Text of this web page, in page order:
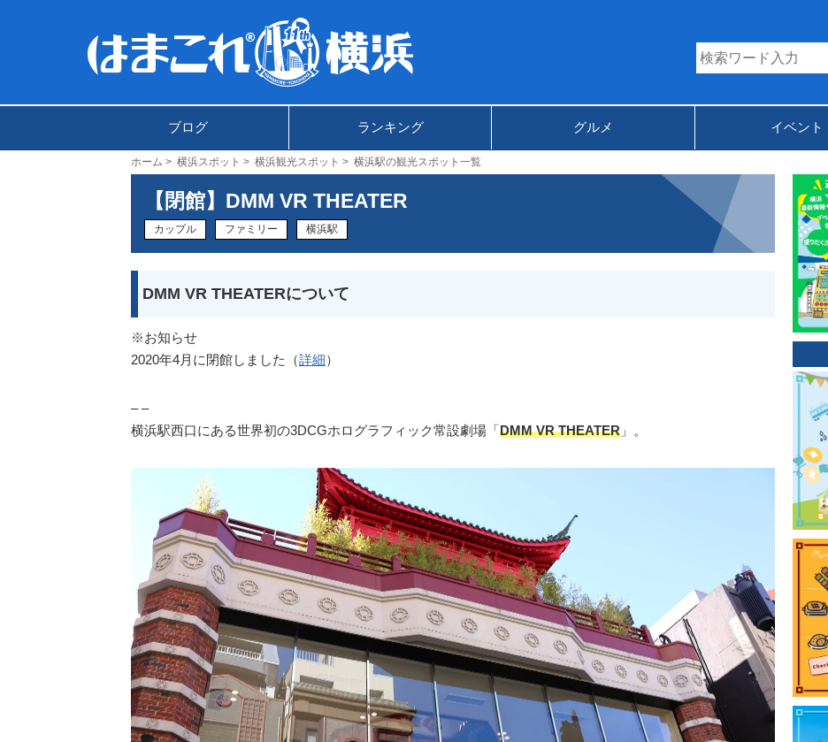
ブログ ランキング グルメ イベント
ホーム 横浜スポット 横浜観光スポット 横浜駅の観光スポット一覧
【閉館】DMM VR THEATER
カップル ファミリー 横浜駅
DMM VR THEATERについて
※お知らせ
2020年4月に閉館しました（詳細）
– –
横浜駅西口にある世界初の3DCGホログラフィック常設劇場「DMM VR THEATER 」。